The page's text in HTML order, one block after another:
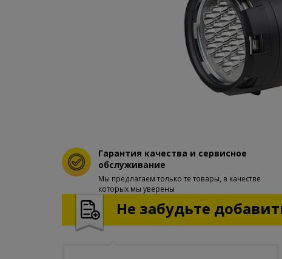
Гарантия качества и сервисное
обслуживание
Мы предлагаем только те товары, в качестве
которых мы уверены
Не забудьте